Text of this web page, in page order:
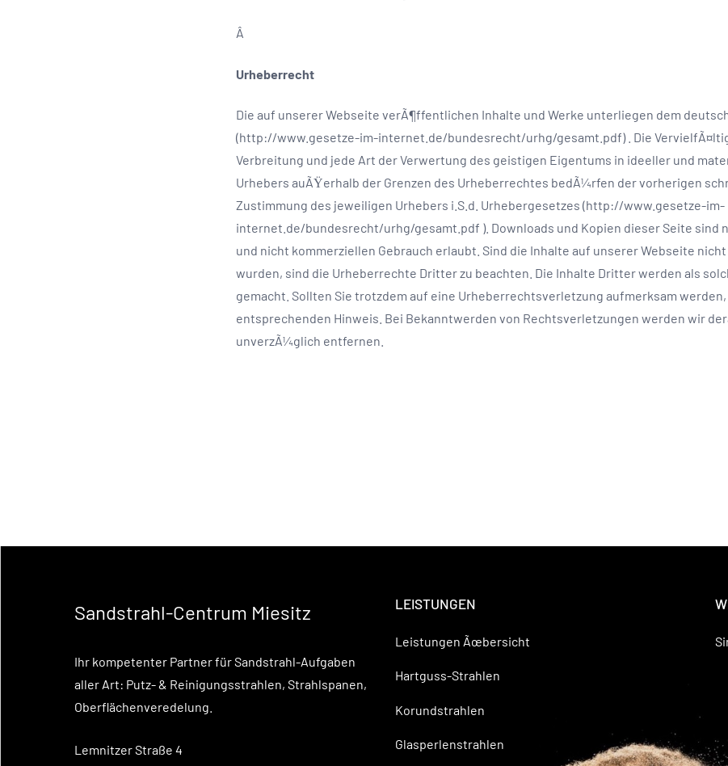
Â
Urheberrecht
Die auf unserer Webseite verÃ¶ffentlichen Inhalte und Werke unterliegen dem
(http://www.gesetze-im-internet.de/bundesrecht/urhg/gesamt.pdf) . Die
Verbreitung und jede Art der Verwertung des geistigen Eigentums in ideeller und
Urhebers auÃŸerhalb der Grenzen des Urheberrechtes bedÃ¼rfen der vorherigen
Zustimmung des jeweiligen Urhebers i.S.d. Urhebergesetzes (http://www.gesetze-im-
internet.de/bundesrecht/urhg/gesamt.pdf ). Downloads und Kopien dieser Seite sind
und nicht kommerziellen Gebrauch erlaubt. Sind die Inhalte auf unserer Webseite
wurden, sind die Urheberrechte Dritter zu beachten. Die Inhalte Dritter werden als
gemacht. Sollten Sie trotzdem auf eine Urheberrechtsverletzung aufmerksam
entsprechenden Hinweis. Bei Bekanntwerden von Rechtsverletzungen werden wir
unverzÃ¼glich entfernen.
Sandstrahl-Centrum Miesitz
Ihr kompetenter Partner für Sandstrahl-Aufgaben
aller Art: Putz- & Reinigungsstrahlen, Strahlspanen,
Oberflächenveredelung.
Lemnitzer Straße 4
LEISTUNGEN
Leistungen Ãœbersicht
Hartguss-Strahlen
Korundstrahlen
Glasperlenstrahlen